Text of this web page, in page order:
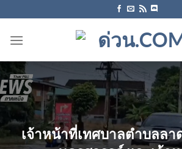
ไป
เจ้าหน้าที่เทศบาลตำบลลา